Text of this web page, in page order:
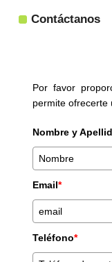
Contáctanos
Por favor
permite ofrecerte
Nombre y
Email*
Teléfono*